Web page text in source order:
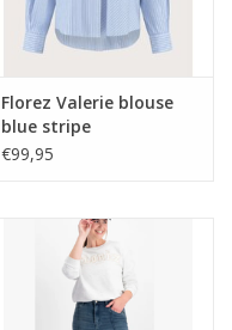
Florez Valerie blouse
blue stripe
€99,95